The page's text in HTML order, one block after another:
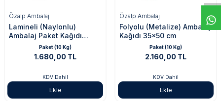
Özalp Ambalaj
Lamineli (Naylonlu)
Ambalaj Paket Kağıdı
35x50 cmPaket (10 Kg)
1.680,00 TL
KDV Dahil
Ekle
Özalp Ambalaj
Folyolu (Metalize) Ambalaj
Kağıdı 35x50 cm
Paket (10 Kg)
2.160,00 TL
KDV Dahil
Ekle